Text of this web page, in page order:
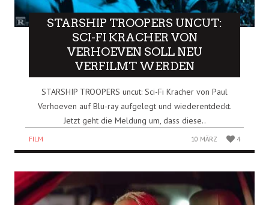
STARSHIP TROOPERS UNCUT:
SCI-FI KRACHER VON
VERHOEVEN SOLL NEU
VERFILMT WERDEN
STARSHIP TROOPERS uncut: Sci-Fi Kracher von Paul
Verhoeven auf Blu-ray aufgelegt und wiederentdeckt.
Jetzt geht die Meldung um, dass diese..
FILM 10 MÄRZ 4